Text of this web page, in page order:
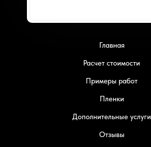
Расчет стоимости
Примеры работ
Пленки
Дополнительные услуги
Главная
Отзывы